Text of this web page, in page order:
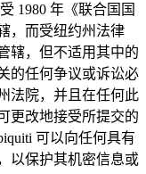
1980 年《联合国国
，而受纽约州法律
辖，但不适用其中的
的任何争议或诉讼必
法院，并且在任何此
更改地接受所提交的
可以向任何具有
以保护其机密信息或